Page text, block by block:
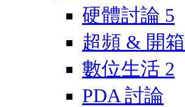
硬體討論 5
超頻 & 開箱
數位生活 2
PDA 討論